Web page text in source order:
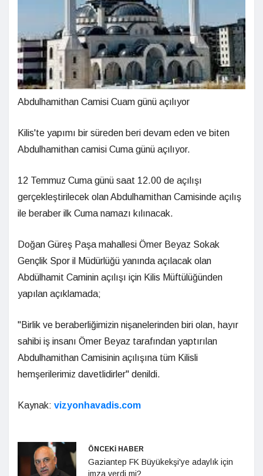
Abdulhamithan Camisi Cuam günü açılıyor
Kilis'te yapımı bir süreden beri devam eden ve biten
Abdulhamithan camisi Cuma günü açılıyor.
12 Temmuz Cuma günü saat 12.00 de açılışı
gerçekleştirilecek olan Abdulhamithan Camisinde açılış
ile beraber ilk Cuma namazı kılınacak.
Doğan Güreş Paşa mahallesi Ömer Beyaz Sokak
Gençlik Spor il Müdürlüğü yanında açılacak olan
Abdülhamit Caminin açılışı için Kilis Müftülüğünden
yapılan açıklamada;
"Birlik ve beraberliğimizin nişanelerinden biri olan, hayır
sahibi iş insanı Ömer Beyaz tarafından yaptırılan
Abdulhamithan Camisinin açılışına tüm Kilisli
hemşerilerimiz davetlidirler" denildi.
Kaynak: vizyonhavadis.com
ÖNCEKİ HABER
Gaziantep FK Büyükekşi'ye adaylık için
imza verdi mi?